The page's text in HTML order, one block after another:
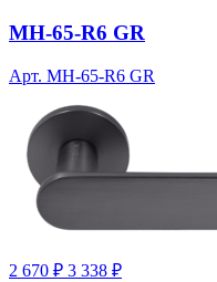
MH-65-R6 GR
Арт. MH-65-R6 GR
2 670 ₽ 3 338 ₽